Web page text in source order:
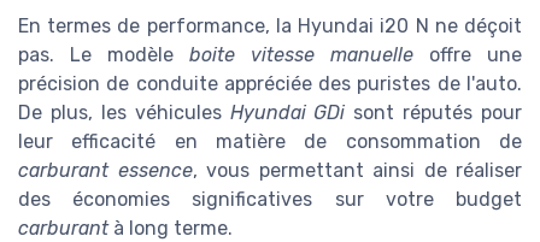
En termes de performance, la Hyundai i20 N ne déçoit
pas. Le modèle boite vitesse manuelle offre une
précision de conduite appréciée des puristes de l'auto.
De plus, les véhicules Hyundai GDi sont réputés pour
leur efficacité en matière de consommation de
carburant essence, vous permettant ainsi de réaliser
des économies significatives sur votre budget
carburantà long terme.